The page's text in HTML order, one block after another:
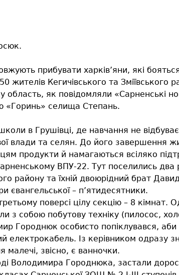
прибувати харків’яни, які бояться
жителів Кегичівського та
область, як повідомляли «Сарненські
«Горинь» селища Степань.
в Грушівці, де навчання не
влади та селян. До його завершення
продукти й намагаються всіляко
ВПУ-22. Тут поселились два
району та їхній двоюрідний брат
євангельської – п’ятидесятники.
поверсі цілу секцію – 8
з собою побутову техніку (пилосос,
Городнюк особисто попіклувався, аби
електрокабель. Із керівником одразу
звісно, є ванночки.
Володимира Городнюка, застали